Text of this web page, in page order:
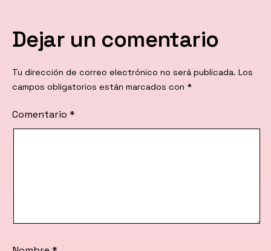
Dejar un comentario
Tu dirección de correo electrónico no será publicada. Los
campos obligatorios están marcados con *
Comentario *